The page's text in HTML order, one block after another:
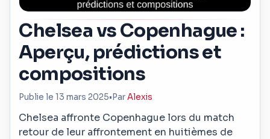
Chelsea vs Copenhague :
Aperçu, prédictions et
compositions
Publie le 13 mars 2025• ParAlexis
Chelsea affronte Copenhague lors du match
retour de leur affrontement en huitièmes de